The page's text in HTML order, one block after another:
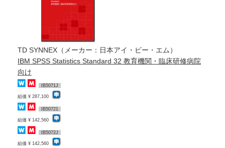
TD SYNNEX（メーカー：日本アイ・ビー・エム）
IBM SPSS Statistics Standard 32 教育機関・臨床研修病院
向け
IB5071J
組価 ¥ 287,100
IB50721
組価 ¥ 142,560
IB5072J
組価 ¥ 142,560